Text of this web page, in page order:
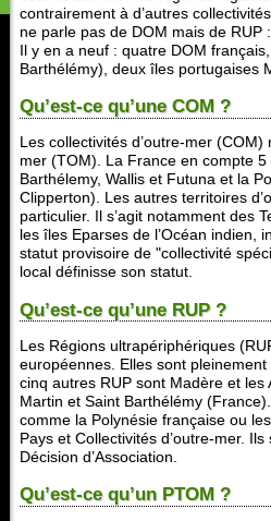
contrairement à d’autres
ne parle pas de DOM mais de RUP
Il y en a neuf : quatre DOM
Barthélémy), deux îles portugaises
Qu’est-ce qu’une COM ?
Les collectivités d’outre-mer
mer (TOM). La France en compte
Barthélemy, Wallis et Futuna et la
Clipperton). Les autres territoires
particulier. Il s’agit notamment des
les îles Eparses de l’Océan indien,
statut provisoire de "collectivité
local définisse son statut.
Qu’est-ce qu’une RUP ?
Les Régions ultrapériphériques
européennes. Elles sont
cinq autres RUP sont Madère et
Martin et Saint Barthélémy
comme la Polynésie française ou
Pays et Collectivités d’outre-mer.
Décision d’Association.
Qu’est-ce qu’un PTOM ?